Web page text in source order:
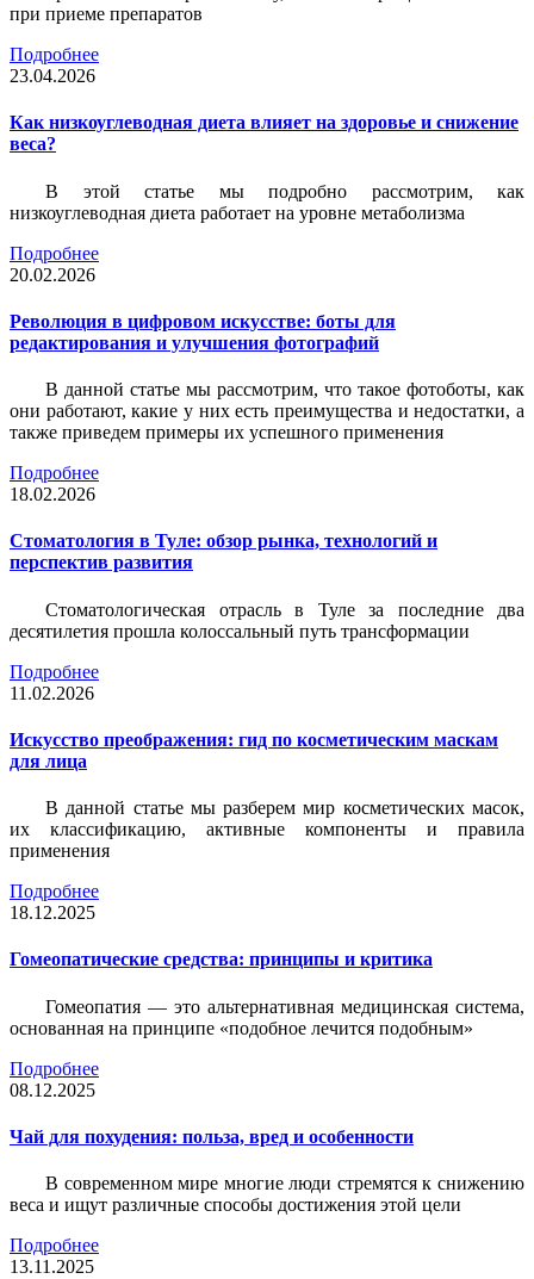
при приеме препаратов
Подробнее
23.04.2026
Как низкоуглеводная диета влияет на здоровье и снижение
веса?
В этой статье мы подробно рассмотрим, как
низкоуглеводная диета работает на уровне метаболизма
Подробнее
20.02.2026
Революция в цифровом искусстве: боты для
редактирования и улучшения фотографий
В данной статье мы рассмотрим, что такое фотоботы, как
они работают, какие у них есть преимущества и недостатки, а
также приведем примеры их успешного применения
Подробнее
18.02.2026
Стоматология в Туле: обзор рынка, технологий и
перспектив развития
Стоматологическая отрасль в Туле за последние два
десятилетия прошла колоссальный путь трансформации
Подробнее
11.02.2026
Искусство преображения: гид по косметическим маскам
для лица
В данной статье мы разберем мир косметических масок,
их классификацию, активные компоненты и правила
применения
Подробнее
18.12.2025
Гомеопатические средства: принципы и критика
Гомеопатия — это альтернативная медицинская система,
основанная на принципе «подобное лечится подобным»
Подробнее
08.12.2025
Чай для похудения: польза, вред и особенности
В современном мире многие люди стремятся к снижению
веса и ищут различные способы достижения этой цели
Подробнее
13.11.2025